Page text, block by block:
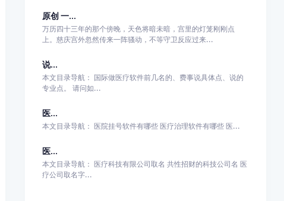
原创 一...
万历四十三年的那个傍晚，天色将暗未暗，宫里的灯笼刚刚点
上。慈庆宫外忽然传来一阵骚动，不等守卫反应过来...
说...
本文目录导航： 国际做医疗软件前几名的、费事说具体点、说的
专业点。 请问如...
医...
本文目录导航： 医院挂号软件有哪些 医疗治理软件有哪些 医...
医...
本文目录导航： 医疗科技有限公司取名 共性招财的科技公司名 医
疗公司取名字...